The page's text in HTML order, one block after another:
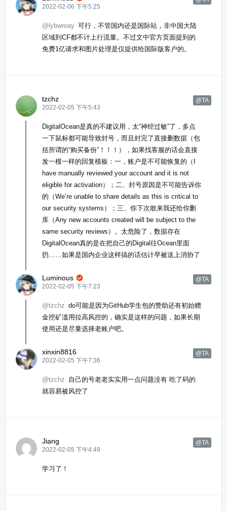
2022-02-06 下午5:25
@lybwroay 可行，不管国内还是国际站，非中国大陆
区域到CF都不计上行流量。不过文中官方页面提到的
免费1亿请求和图片处理是仅提供给国际版客户的。
tzchz
@TA
2022-02-05 下午5:43
DigitalOcean是真的不建议用，太“神经过敏”了，多点
一下鼠标都可能导致封号，而且封完了直接删数据（包
括所谓的“购买备份”！！！），如果找客服的话会直接
发一模一样的回复模板：一，账户是不可能恢复的（I
have manually reviewed your account and it is not
eligible for activation）；二、封号原因是不可能告诉你
的（We’re unable to share details as this is critical to
our security systems）；三、你下次敢来我还给你删
库（Any new accounts created will be subject to the
same security reviews）。太危险了，数据存在
DigitalOcean真的是在把自己的Digital往Ocean里面
扔……如果是国内企业这样搞的话估计早被送上消协了
Luminous @TA

2022-02-05 下午7:23
@tzchz do可能是因为GitHub学生包的赞助还有初始赠
金挖矿滥用拉高风控的，确实是这样的问题，如果长期
使用还是尽量选择老账户吧。
xinxin8816
@TA
2022-02-05 下午7:36
@tzchz 自己的号老老实实用一点问题没有 吃了码的
就容易被风控了
Jiang
@TA
2022-02-05 下午4:49
学习了！